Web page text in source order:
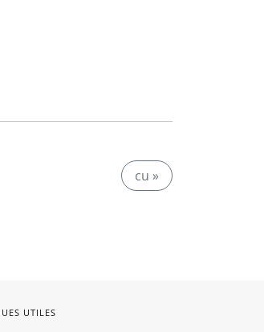
cu »
UTILES